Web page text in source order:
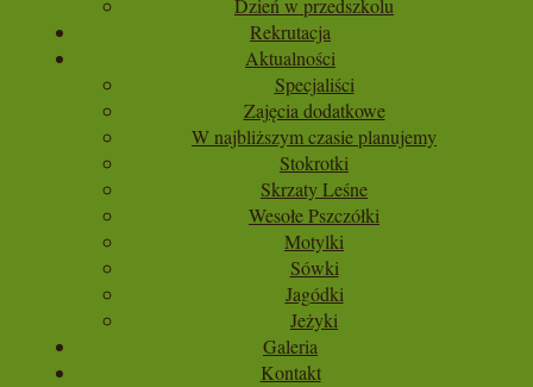
Dzień w przedszkolu
Rekrutacja
Aktualności
Specjaliści
Zajęcia dodatkowe
W najbliższym czasie planujemy
Stokrotki
Skrzaty Leśne
Wesołe Pszczółki
Motylki
Sówki
Jagódki
Jeżyki
Galeria
Kontakt